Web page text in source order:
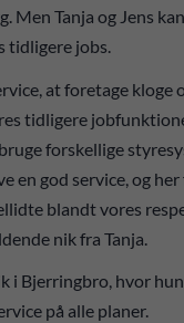
Tanja og Jens
tidligere jobs.
at foretage kloge
tidligere
forskellige
en god service, og
blandt vores
nik fra Tanja.
Bjerringbro, hvor
på alle planer.